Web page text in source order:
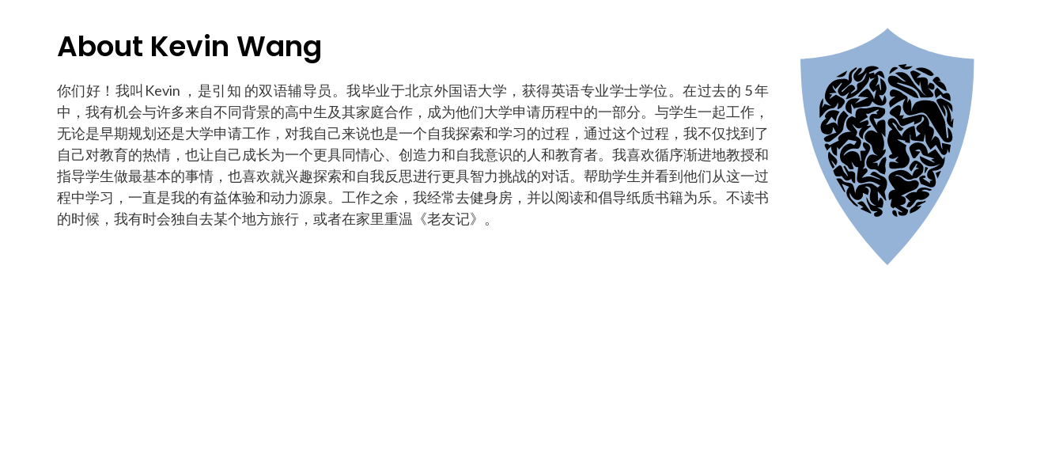
About Kevin Wang
你们好！我叫Kevin ，是引知 的双语辅导员。我毕业于北京外国语大学，获得英语专业学士学位。在过去的 5 年
中，我有机会与许多来自不同背景的高中生及其家庭合作，成为他们大学申请历程中的一部分。与学生一起工作，
无论是早期规划还是大学申请工作，对我自己来说也是一个自我探索和学习的过程，通过这个过程，我不仅找到了
自己对教育的热情，也让自己成长为一个更具同情心、创造力和自我意识的人和教育者。我喜欢循序渐进地教授和
指导学生做最基本的事情，也喜欢就兴趣探索和自我反思进行更具智力挑战的对话。帮助学生并看到他们从这一过
程中学习，一直是我的有益体验和动力源泉。工作之余，我经常去健身房，并以阅读和倡导纸质书籍为乐。不读书
的时候，我有时会独自去某个地方旅行，或者在家里重温《老友记》。